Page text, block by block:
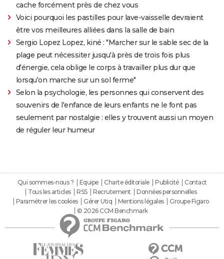
cache forcément près de chez vous
Voici pourquoi les pastilles pour lave-vaisselle devraient
être vos meilleures alliées dans la salle de bain
Sergio Lopez Lopez, kiné : "Marcher sur le sable sec de la
plage peut nécessiter jusqu'à près de trois fois plus
d'énergie, cela oblige le corps à travailler plus dur que
lorsqu'on marche sur un sol ferme"
Selon la psychologie, les personnes qui conservent des
souvenirs de l'enfance de leurs enfants ne le font pas
seulement par nostalgie : elles y trouvent aussi un moyen
de réguler leur humeur
Qui sommes-nous ? Equipe Charte éditoriale Publicité
Contact
Tous les articles
RSS Recrutement
Données personnelles
Paramétrer les cookies
Gérer Utiq Mentions légales
Groupe Figaro
© 2026 CCM Benchmark